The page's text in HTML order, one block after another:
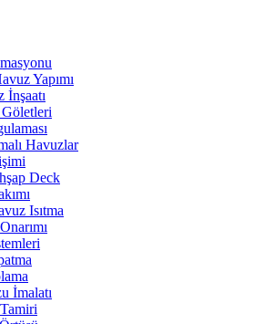
Yapımı
İnşaatı
Havuzlar
Deck
Isıtma
İmalatı